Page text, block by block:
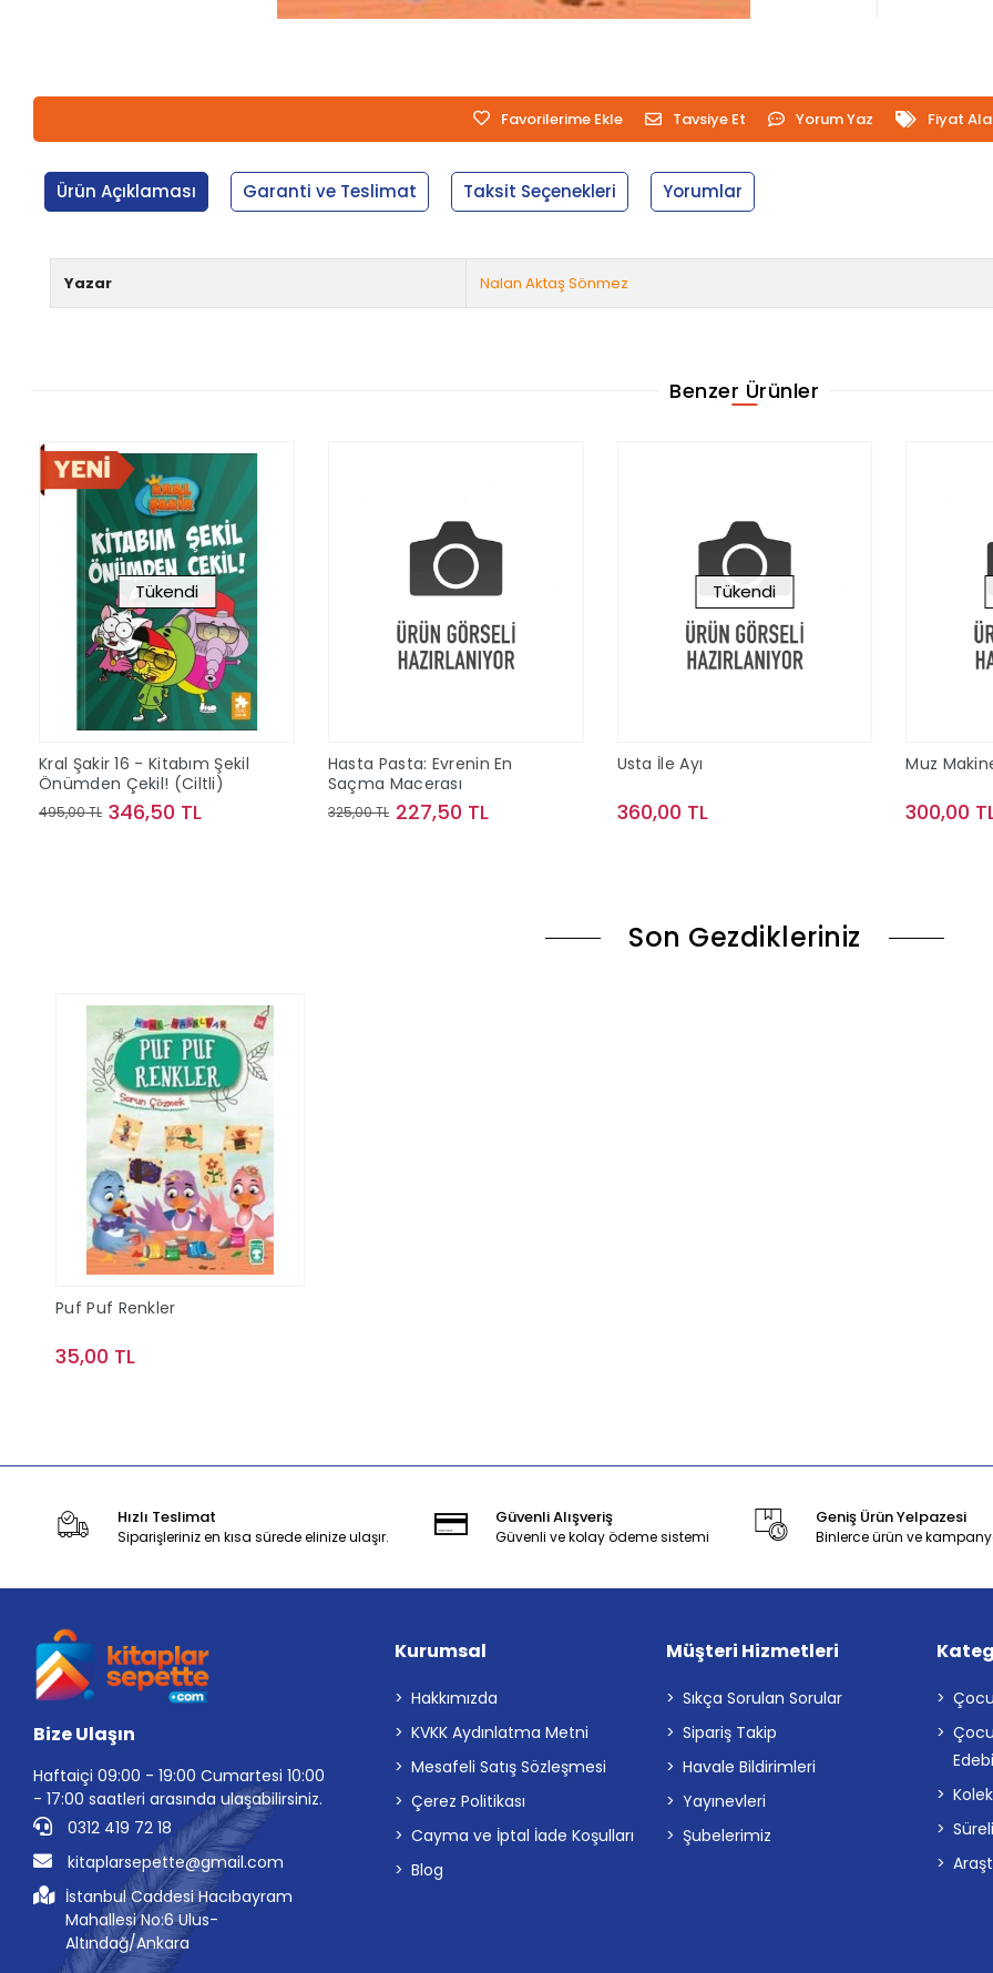
Favorilerime Ekle Tavsiye Et Yorum Yaz Fiyat
Ürün Açıklaması Garanti ve Teslimat Taksit Seçenekleri Yorumlar
Yazar Nalan Aktaş Sönmez
Benzer Ürünler
Tükendi
Kral Şakir 16 - Kitabım Şekil
Önümden Çekil! (Ciltli)
495,00 TL 346,50 TL
Hasta Pasta: Evrenin En
Saçma Macerası
325,00 TL 227,50 TL
Tükendi
Usta İle Ayı
360,00 TL
Muz
300,00
Son Gezdikleriniz
Puf Puf Renkler
35,00 TL
Hızlı Teslimat
Siparişleriniz en kısa sürede elinize ulaşır.
Güvenli Alışveriş
Güvenli ve kolay ödeme sistemi
Geniş Ürün Yelpazesi
Binlerce ürün ve
Bize Ulaşın
Haftaiçi 09:00 - 19:00 Cumartesi 10:00
- 17:00 saatleri arasında ulaşabilirsiniz.
0312 419 72 18
kitaplarsepette@gmail.com
İstanbul Caddesi Hacıbayram
Mahallesi No:6 Ulus-
Altındağ/Ankara
Kurumsal
Hakkımızda
KVKK Aydınlatma Metni
Mesafeli Satış Sözleşmesi
Çerez Politikası
Cayma ve İptal İade Koşulları
Blog
Müşteri Hizmetleri
Sıkça Sorulan Sorular
Sipariş Takip
Havale Bildirimleri
Yayınevleri
Şubelerimiz